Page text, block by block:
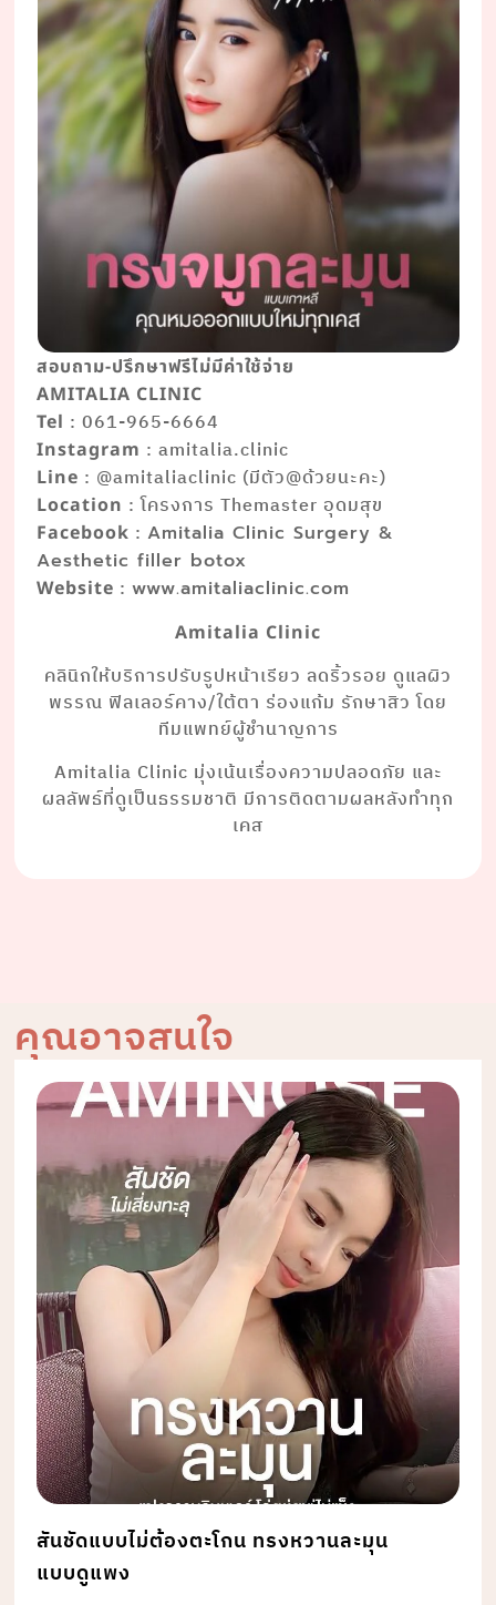
สอบถาม-ปรึกษาฟรีไม่มีค่าใช้จ่าย
AMITALIA CLINIC
Tel : 061-965-6664
Instagram : amitalia.clinic
Line : @amitaliaclinic (มีตัว@ด้วยนะคะ)
Location : โครงการ Themaster อุดมสุข
Facebook :Amitalia Clinic Surgery &
Aesthetic filler botox
Website :www.amitaliaclinic.com
Amitalia Clinic
คลินิกให้บริการปรับรูปหน้าเรียว ลดริ้วรอย ดูแลผิว
พรรณ ฟิลเลอร์คาง/ใต้ตา ร่องแก้ม รักษาสิว โดย
ทีมแพทย์ผู้ชำนาญการ
Amitalia Clinic มุ่งเน้นเรื่องความปลอดภัย และ
ผลลัพธ์ที่ดูเป็นธรรมชาติ มีการติดตามผลหลังทำทุก
เคส
คุณอาจสนใจ
สันชัดแบบไม่ต้องตะโกน ทรงหวานละมุน
แบบดูแพง